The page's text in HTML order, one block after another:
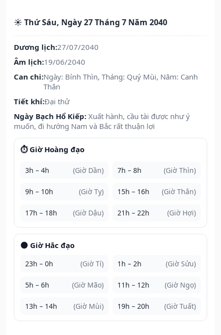
☀️ Thứ Sáu, Ngày 27 Tháng 7 Năm 2040
Dương lịch:27/07/2040
Âm lịch:19/06/2040
Can chi:Ngày: Bính Thìn, Tháng: Quý Mùi, Năm: Canh
Thân
Tiết khí:Đại thử
Ngày Bạch Hổ Kiếp: Xuất hành, cầu tài được như ý
muốn, đi hướng Nam và Bắc rất thuận lợi
⏱️ Giờ Hoàng đạo
3h – 4h (Giờ Dần) 7h – 8h (Giờ Thìn)
9h – 10h (Giờ Tỵ) 15h – 16h (Giờ Thân)
17h – 18h (Giờ Dậu) 21h – 22h (Giờ Hợi)
🌑 Giờ Hắc đạo
23h – 0h (Giờ Tí) 1h – 2h (Giờ Sửu)
5h – 6h (Giờ Mão) 11h – 12h (Giờ Ngọ)
13h – 14h (Giờ Mùi) 19h – 20h (Giờ Tuất)